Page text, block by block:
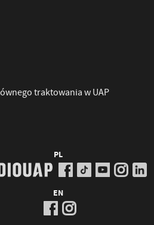
traktowania w UAP
PL
EN